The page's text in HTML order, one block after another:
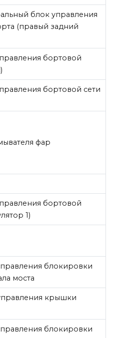
блок управления
(правый задний
бортовой
бортовой сети
фар
бортовой
1)
блокировки
моста
крышки
блокировки